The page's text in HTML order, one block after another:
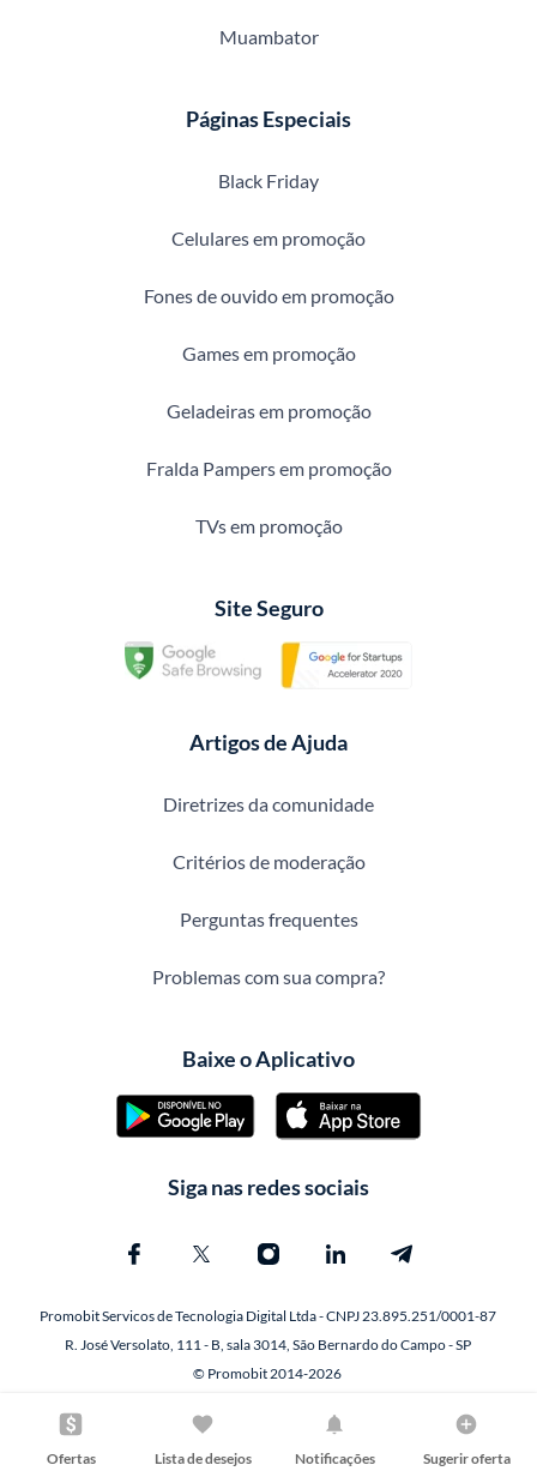
Ofertas Lista de desejos Notificações Sugerir oferta
Muambator
Páginas Especiais
Black Friday
Celulares em promoção
Fones de ouvido em promoção
Games em promoção
Geladeiras em promoção
Fralda Pampers em promoção
TVs em promoção
Site Seguro
Artigos de Ajuda
Diretrizes da comunidade
Critérios de moderação
Perguntas frequentes
Problemas com sua compra?
Baixe o Aplicativo
Siga nas redes sociais
Promobit Servicos de Tecnologia Digital Ltda - CNPJ 23.895.251/0001-87
R. José Versolato, 111 - B, sala 3014, São Bernardo do Campo - SP
© Promobit 2014-2026